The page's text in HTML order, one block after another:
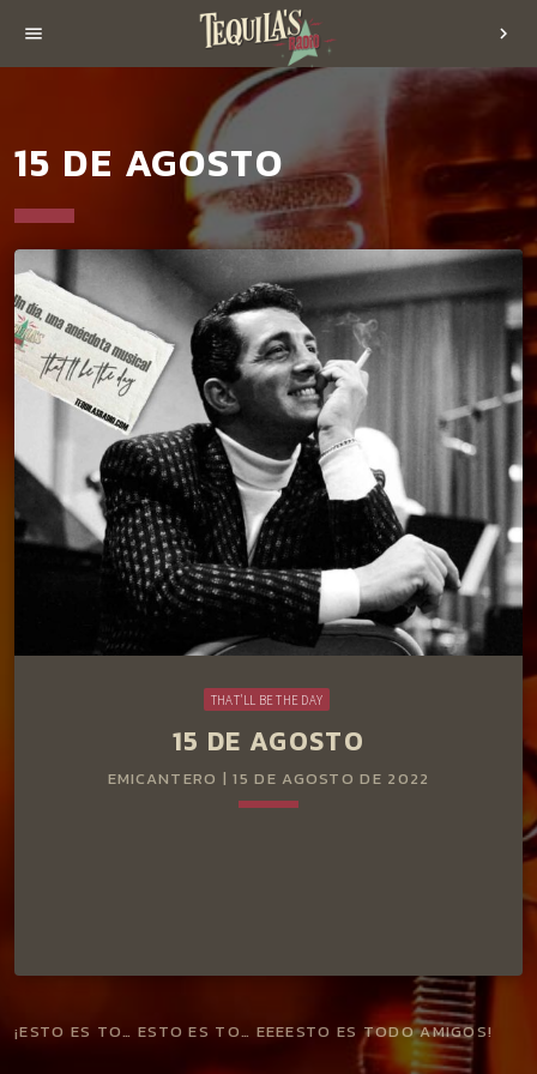
menu chevron_right
15 DE AGOSTO
THAT'LL BE THE DAY
15 DE AGOSTO
EMICANTERO | 15 DE AGOSTO DE 2022
¡ESTO ES TO… ESTO ES TO… EEEESTO ES TODO AMIGOS!